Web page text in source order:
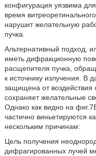
конфигурация уязвима
время
нарушит желательную
пучка.
Альтернативный подход,
иметь дифракционную
расщепителя пучка,
к источнику излучения. В
защищена от воздействия
сохраняет желательные
Однако как видно на
частично виньетируются
нескольким причинам:
Цель получения
дифрагированных лучей